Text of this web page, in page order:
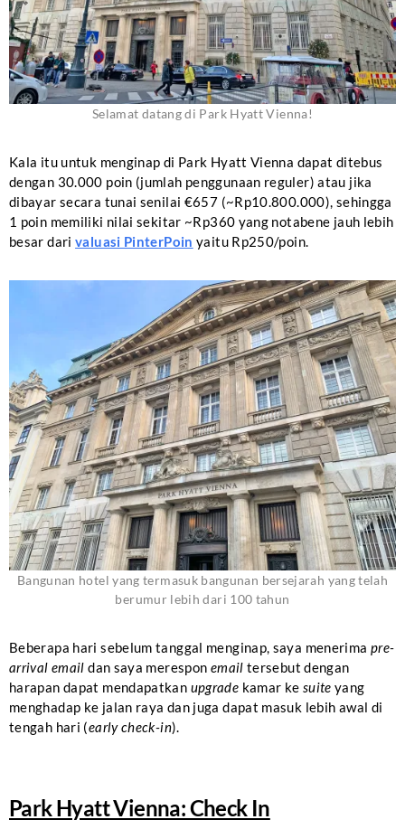
Selamat datang di Park Hyatt Vienna!
Kala itu untuk menginap di Park Hyatt Vienna dapat ditebus
dengan 30.000 poin (jumlah penggunaan reguler) atau jika
dibayar secara tunai senilai €657 (~Rp10.800.000), sehingga
1 poin memiliki nilai sekitar ~Rp360 yang notabene jauh lebih
besar darivaluasi PinterPoin yaitu Rp250/poin.
Bangunan hotel yang termasuk bangunan bersejarah yang telah
berumur lebih dari 100 tahun
Beberapa hari sebelum tanggal menginap, saya menerima pre-
arrival email dan saya merespon email tersebut dengan
harapan dapat mendapatkan upgrade kamar ke suite yang
menghadap ke jalan raya dan juga dapat masuk lebih awal di
tengah hari (early check-in).
Park Hyatt Vienna: Check In